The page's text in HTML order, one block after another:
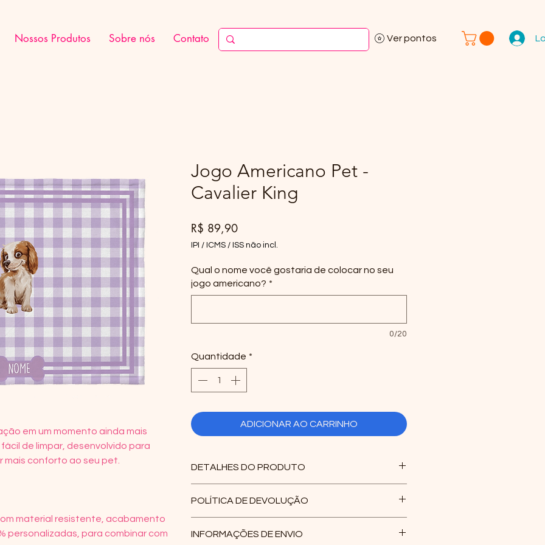
Nossos Produtos Sobre nós Contato Ver pontos
em um momento ainda mais
de limpar, desenvolvido para
conforto ao seu pet.
material resistente, acabamento
personalizadas, para combinar com
Jogo Americano Pet -
Cavalier King
R$ 89,90Preço
IPI / ICMS / ISS não incl.
Qual o nome você gostaria de colocar no seu
jogo americano? *
0/20
Quantidade *
ADICIONAR AO CARRINHO
DETALHES DO PRODUTO
semi impermeável
forro de nylon
Personalizável
POLÍTICA DE DEVOLUÇÃO
tratar-se de encomendas realizadas de forma
INFORMAÇÕES DE ENVIO